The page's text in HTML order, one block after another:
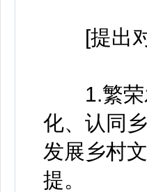
[提出
1.繁荣发
化、认同
发展乡村
提。